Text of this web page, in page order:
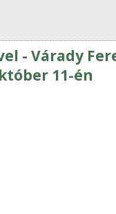
- Várady
11-én